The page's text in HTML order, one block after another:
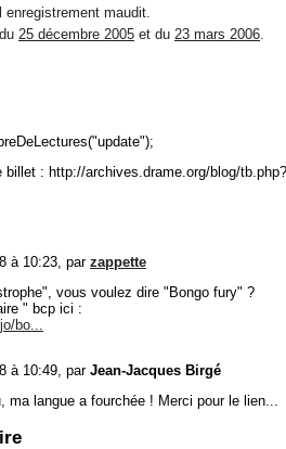
maudit.
25 décembre 2005 et du 23 mars 2006
: http://archives.drame.org/blog/tb.php?
à 10:23, parzappette
vous voulez dire "Bongo fury" ?
" bcp ici :
bo...
à 10:49, par Jean-Jacques Birgé
ma langue a fourchée ! Merci pour le lien...